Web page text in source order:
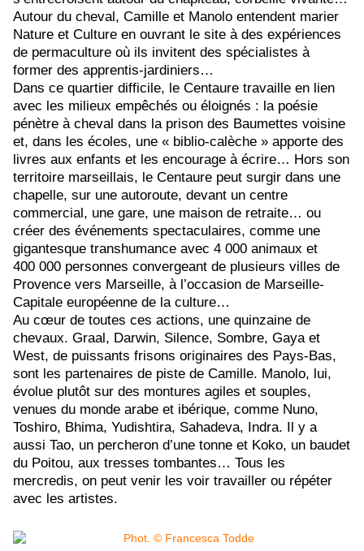
Autour du cheval, Camille et Manolo entendent marier
Nature et Culture en ouvrant le site à des expériences
de permaculture où ils invitent des spécialistes à
former des apprentis-jardiniers…
Dans ce quartier difficile, le Centaure travaille en lien
avec les milieux empêchés ou éloignés : la poésie
pénètre à cheval dans la prison des Baumettes voisine
et, dans les écoles, une « biblio-calèche » apporte des
livres aux enfants et les encourage à écrire… Hors son
territoire marseillais, le Centaure peut surgir dans une
chapelle, sur une autoroute, devant un centre
commercial, une gare, une maison de retraite… ou
créer des événements spectaculaires, comme une
gigantesque transhumance avec 4 000 animaux et
400 000 personnes convergeant de plusieurs villes de
Provence vers Marseille, à l’occasion de Marseille-
Capitale européenne de la culture…
Au cœur de toutes ces actions, une quinzaine de
chevaux. Graal, Darwin, Silence, Sombre, Gaya et
West, de puissants frisons originaires des Pays-Bas,
sont les partenaires de piste de Camille. Manolo, lui,
évolue plutôt sur des montures agiles et souples,
venues du monde arabe et ibérique, comme Nuno,
Toshiro, Bhima, Yudishtira, Sahadeva, Indra. Il y a
aussi Tao, un percheron d’une tonne et Koko, un baudet
du Poitou, aux tresses tombantes… Tous les
mercredis, on peut venir les voir travailler ou répéter
avec les artistes.